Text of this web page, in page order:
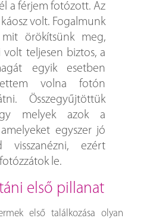
a férjem fotózott. Az
volt. Fogalmunk
örökítsünk meg,
volt teljesen biztos, a
egyik esetben
volna fotón
Összegyűjtöttük
melyek azok a
egyszer jó
visszanézni, ezért
le.
első pillanat
első találkozása olyan